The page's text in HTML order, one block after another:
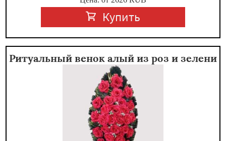
Купить
Ритуальный венок алый из роз и зелени